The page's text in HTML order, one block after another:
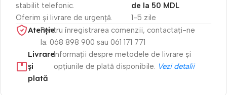
stabilit telefonic.
Oferim și livrare de urgență.
1-5 zile
de la 50 MDL
Atenție​Pentru înregistrarea comenzii, contactați-ne
la: 068 898 900 sau 061 171 771
Livrare
și
plată
Informații despre metodele de livrare și
opțiunile de plată disponibile. Vezi detalii